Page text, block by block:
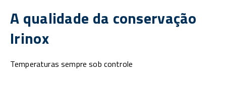
A qualidade da conservação
Irinox
Temperaturas sempre sob controle